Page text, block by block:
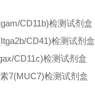
CD11b)检测试剂盒
CD41)检测试剂盒
CD11c)检测试剂盒
7(MUC7)检测试剂盒